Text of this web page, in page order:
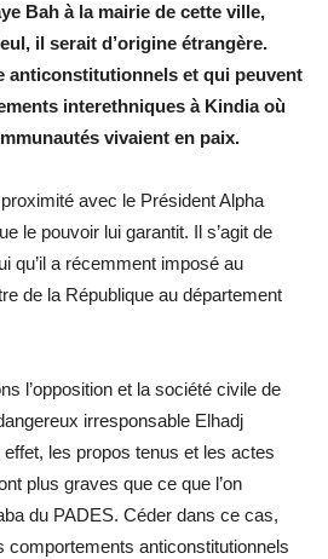
Bah à la mairie de cette ville,
il serait d’origine étrangère.
anticonstitutionnels et qui peuvent
interethniques à Kindia où
vivaient en paix.
avec le Président Alpha
le pouvoir lui garantit. Il s’agit de
qu’il a récemment imposé au
de la République au département
l’opposition et la société civile de
irresponsable Elhadj
les propos tenus et les actes
plus graves que ce que l’on
du PADES. Céder dans ce cas,
comportements anticonstitutionnels